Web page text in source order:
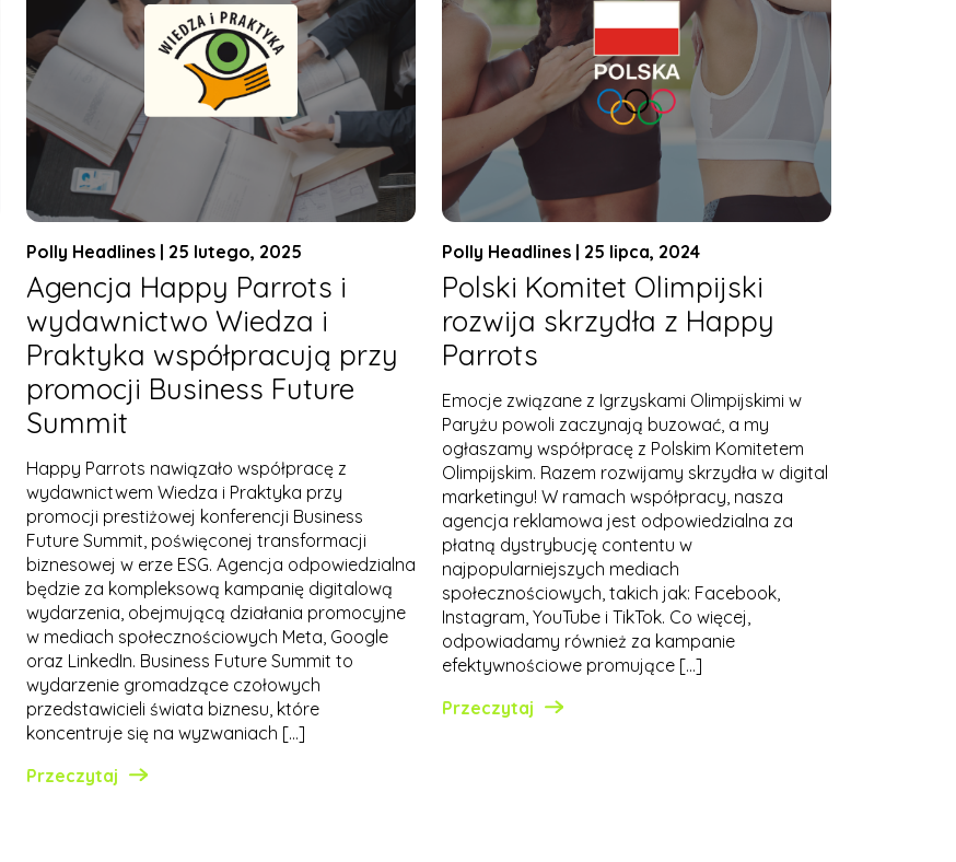
Polly Headlines | 25 lutego, 2025
Agencja Happy Parrots i
wydawnictwo Wiedza i
Praktyka współpracują przy
promocji Business Future
Summit
Happy Parrots nawiązało współpracę z
wydawnictwem Wiedza i Praktyka przy
promocji prestiżowej konferencji Business
Future Summit, poświęconej transformacji
biznesowej w erze ESG. Agencja odpowiedzialna
będzie za kompleksową kampanię digitalową
wydarzenia, obejmującą działania promocyjne
w mediach społecznościowych Meta, Google
oraz LinkedIn. Business Future Summit to
wydarzenie gromadzące czołowych
przedstawicieli świata biznesu, które
koncentruje się na wyzwaniach […]
Przeczytaj
Polly Headlines | 25 lipca, 2024
Polski Komitet Olimpijski
rozwija skrzydła z Happy
Parrots
Emocje związane z Igrzyskami Olimpijskimi w
Paryżu powoli zaczynają buzować, a my
ogłaszamy współpracę z Polskim Komitetem
Olimpijskim. Razem rozwijamy skrzydła w digital
marketingu! W ramach współpracy, nasza
agencja reklamowa jest odpowiedzialna za
płatną dystrybucję contentu w
najpopularniejszych mediach
społecznościowych, takich jak: Facebook,
Instagram, YouTube i TikTok. Co więcej,
odpowiadamy również za kampanie
efektywnościowe promujące […]
Przeczytaj